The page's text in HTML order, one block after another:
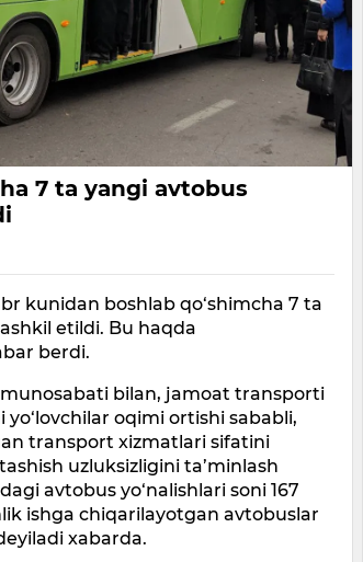
7 ta yangi avtobus
kunidan boshlab qo‘shimcha 7 ta
etildi. Bu haqda
berdi.
munosabati bilan, jamoat transporti
oqimi ortishi sababli,
transport xizmatlari sifatini
uzluksizligini ta’minlash
avtobus yo‘nalishlari soni 167
ishga chiqarilayotgan avtobuslar
xabarda.